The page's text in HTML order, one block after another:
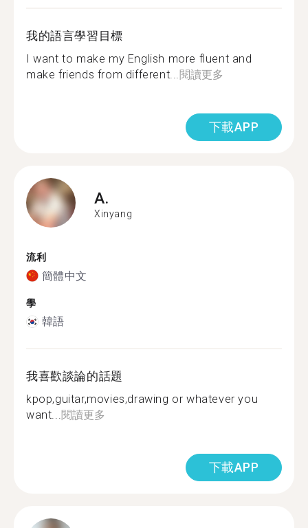
我的語言學習目標
I want to make my English more fluent and
make friends from different...閱讀更多
下載APP
A.
Xinyang
流利
簡體中文
學
韓語
我喜歡談論的話題
kpop,guitar,movies,drawing or whatever you
want...閱讀更多
下載APP